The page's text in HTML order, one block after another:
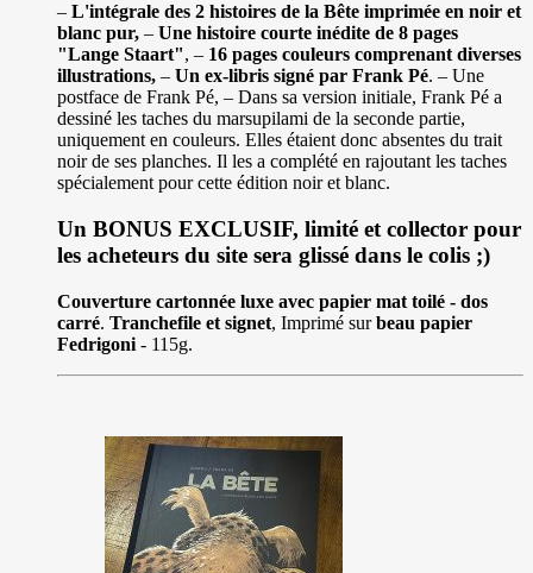
– L'intégrale des 2 histoires de la Bête imprimée en noir et
blanc pur, – Une histoire courte inédite de 8 pages
"Lange Staart", – 16 pages couleurs comprenant diverses
illustrations, – Un ex-libris signé par Frank Pé. – Une
postface de Frank Pé, – Dans sa version initiale, Frank Pé a
dessiné les taches du marsupilami de la seconde partie,
uniquement en couleurs. Elles étaient donc absentes du trait
noir de ses planches. Il les a complété en rajoutant les taches
spécialement pour cette édition noir et blanc.
Un BONUS EXCLUSIF, limité et collector pour
les acheteurs du site sera glissé dans le colis ;)
Couverture cartonnée luxe avec papier mat toilé - dos
carré. Tranchefile et signet, Imprimé surbeau papier
Fedrigoni - 115g.